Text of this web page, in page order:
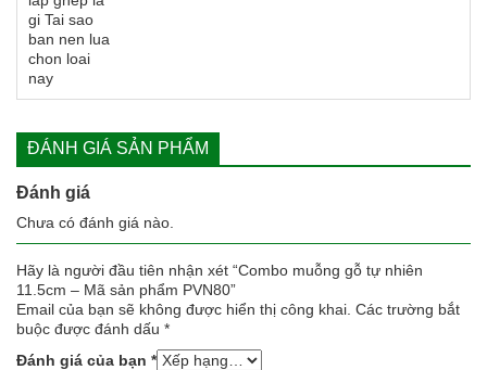
ĐÁNH GIÁ SẢN PHẨM
Đánh giá
Chưa có đánh giá nào.
Hãy là người đầu tiên nhận xét “Combo muỗng gỗ tự nhiên
11.5cm – Mã sản phẩm PVN80”
Email của bạn sẽ không được hiển thị công khai. Các trường bắt
buộc được đánh dấu *
Đánh giá của bạn *